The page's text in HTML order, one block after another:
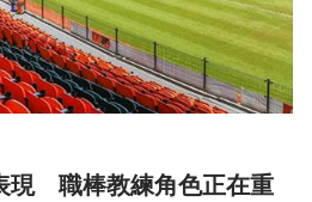
現 職棒教練角色正在重